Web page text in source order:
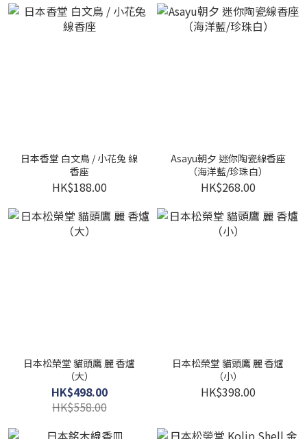
日本香堂 白文鳥 / 小花兔 線
香座
HK$188.00
Asayu朝夕 迷你陶瓷線香座
（海洋藍/珍珠白）
HK$268.00
日本松榮堂 貓頭鷹 麗 香爐
（大）
HK$498.00
HK$558.00
日本松榮堂 貓頭鷹 麗 香爐
（小）
HK$398.00